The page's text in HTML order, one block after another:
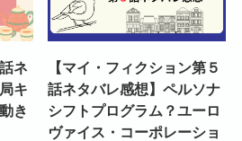
ネ
キ
き
【マイ・フィクション第５
話ネタバレ感想】ペルソナ
シフトプログラム？ユーロ
ヴァイス・コーポレーショ